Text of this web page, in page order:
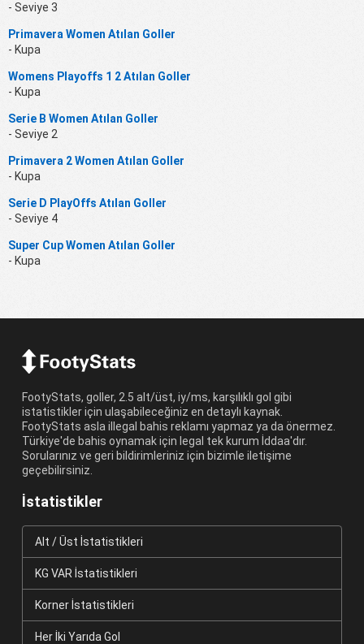
- Seviye 3
Primavera Women Atılan Goller
- Kupa
Womens Playoffs 1 2 Atılan Goller
- Kupa
Serie B Women Atılan Goller
- Seviye 2
Primavera 2 Women Atılan Goller
- Kupa
Serie D PlayOffs Atılan Goller
- Seviye 4
Super Cup Women Atılan Goller
- Kupa
FootyStats, goller, 2.5 alt/üst, iy/ms, karşılıklı gol gibi
istatistikler için ulaşabileceğiniz en detaylı kaynak.
FootyStats asla illegal bahis reklamı yapmaz ya da önermez.
Türkiye'de bahis oynamak için legal tek kurum İddaa'dır.
Sorularınız ve geri bildirimleriniz için bizimle iletişime
geçebilirsiniz.
İstatistikler
Alt / Üst İstatistikleri
KG VAR İstatistikleri
Korner İstatistikleri
Her İki Yarıda Gol